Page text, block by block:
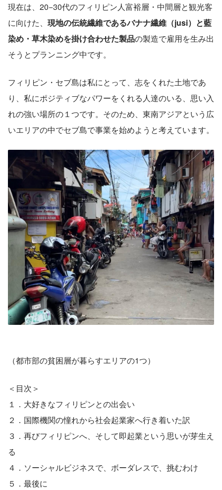
現在は、20−30代のフィリピン人富裕層・中間層と観光客
に向けた、 現地の伝統繊維であるバナナ繊維（jusi）と藍
染め・草木染めを掛け合わせた製品の製造で雇用を生み出
そうとプランニング中です。
フィリピン・セブ島は私にとって、志をくれた土地であ
り、私にポジティブなパワーをくれる人達のいる、思い入
れの強い場所の１つです。そのため、東南アジアという広
いエリアの中でセブ島で事業を始めようと考えています。
（都市部の貧困層が暮らすエリアの1つ）
＜目次＞
１．大好きなフィリピンとの出会い
２．国際機関の憧れから社会起業家へ行き着いた訳
３．再びフィリピンへ、そして即起業という思いが芽生え
る
４．ソーシャルビジネスで、ボーダレスで、挑むわけ
５．最後に